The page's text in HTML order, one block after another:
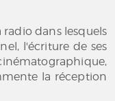
dans lesquels
l'écriture de ses
la réception